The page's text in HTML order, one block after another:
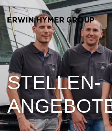
STELLEN-